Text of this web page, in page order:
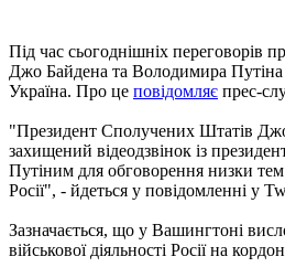
Під час сьогоднішніх переговорів
Джо Байдена та Володимира Путіна
Україна. Про це повідомляє прес-
"Президент Сполучених Штатів
захищений відеодзвінок із
Путіним для обговорення низки
Росії", - йдеться у повідомленні у
Зазначається, що у Вашингтоні
військової діяльності Росії на